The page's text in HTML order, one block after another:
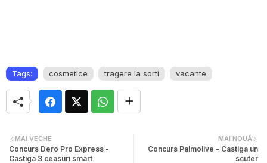
Tags: cosmetice tragere la sorti vacante
MAI NOUĂ
Concurs Palmolive - Castiga un
scuter
MAI VECHE
Concurs Dero Pro Express -
Castiga 3 ceasuri smart